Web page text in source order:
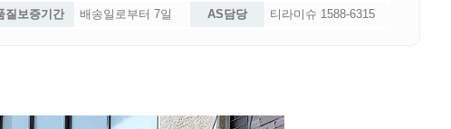
질보증기간 배송일로부터 7일 AS담당 티라미슈 1588-6315